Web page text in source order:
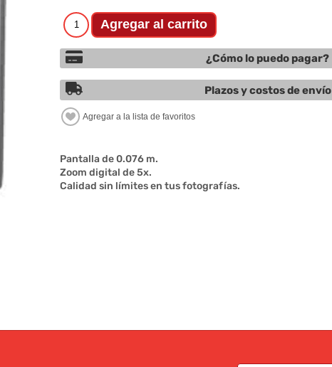
¿Cómo lo puedo pagar?
Plazos y costos de envío
Pantalla de 0.076 m.
Zoom digital de 5x.
Calidad sin límites en tus fotografías.